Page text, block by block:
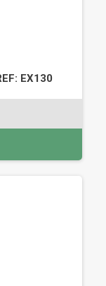
EX130